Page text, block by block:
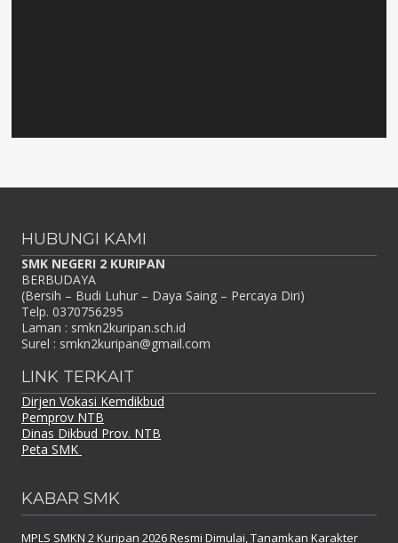
HUBUNGI KAMI
SMK NEGERI 2 KURIPAN
BERBUDAYA
(Bersih – Budi Luhur – Daya Saing – Percaya Diri)
Telp. 0370756295
Laman : smkn2kuripan.sch.id
Surel : smkn2kuripan@gmail.com
LINK TERKAIT
Dirjen Vokasi Kemdikbud
Pemprov NTB
Dinas Dikbud Prov. NTB
Peta SMK
KABAR SMK
MPLS SMKN 2 Kuripan 2026 Resmi Dimulai, Tanamkan Karakter